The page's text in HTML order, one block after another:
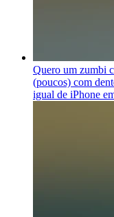
Quero um zumbi
(poucos) com
igual de iPhone